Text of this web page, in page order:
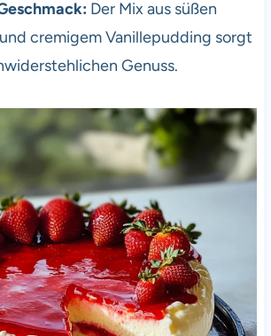
Der Mix aus süßen
cremigem Vanillepudding sorgt
Genuss.